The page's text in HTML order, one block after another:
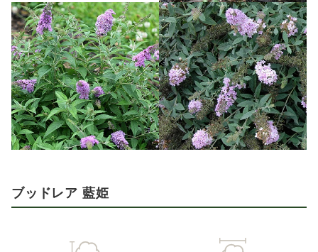
ブッドレア 藍姫